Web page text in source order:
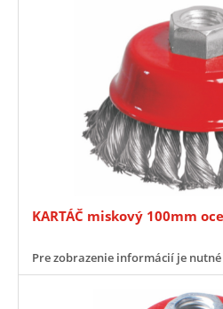
KARTÁČ miskový 100mm
Pre zobrazenie informácií je